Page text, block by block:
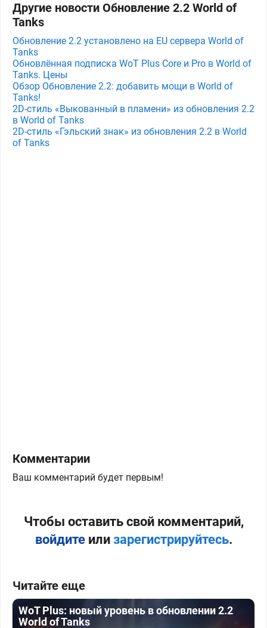
Другие новости Обновление 2.2 World of
Tanks
Обновление 2.2 установлено на EU сервера World of
Tanks
Обновлённая подписка WoT Plus Core и Pro в World of
Tanks. Цены
Обзор Обновление 2.2: добавить мощи в World of
Tanks!
2D-стиль «Выкованный в пламени» из обновления 2.2
в World of Tanks
2D-стиль «Гэльский знак» из обновления 2.2 в World
of Tanks
Комментарии
Ваш комментарий будет первым!
Чтобы оставить свой комментарий,
войдитеили зарегистрируйтесь.
Читайте еще
WoT Plus: новый уровень в обновлении 2.2
World of Tanks